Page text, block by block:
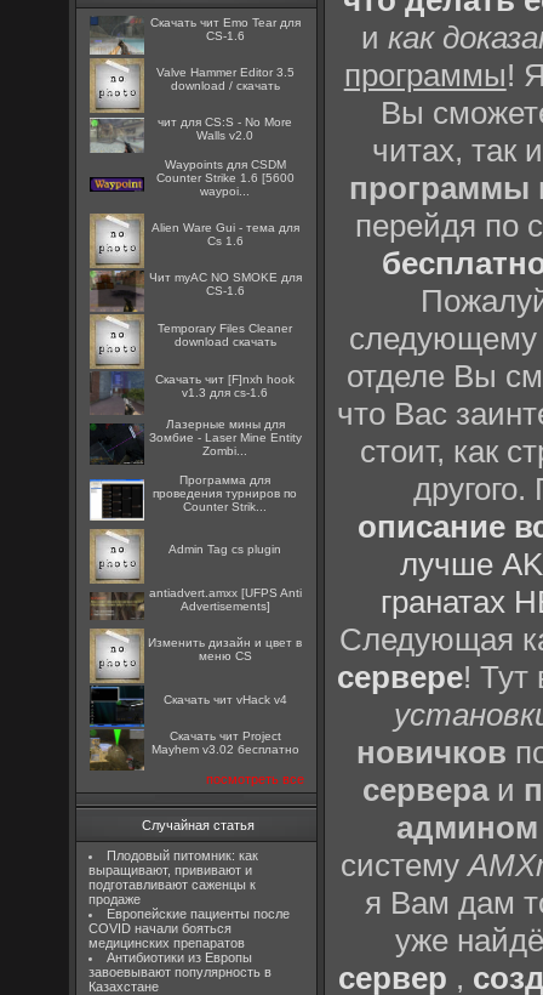
Скачать чит Emo Tear для
CS-1.6
Valve Hammer Editor 3.5
download / скачать
чит для CS:S - No More
Walls v2.0
Waypoints для CSDM
Counter Strike 1.6 [5600
waypoi...
Alien Ware Gui - тема для
Cs 1.6
Чит myAC NO SMOKE для
CS-1.6
Temporary Files Cleaner
download скачать
Скачать чит [F]nxh hook
v1.3 для cs-1.6
Лазерные мины для
Зомбие - Laser Mine Entity
Zombi...
Программа для
проведения турниров по
Counter Strik...
Admin Tag cs plugin
antiadvert.amxx [UFPS Anti
Advertisements]
Изменить дизайн и цвет в
меню CS
Скачать чит vHack v4
Скачать чит Project
Mayhem v3.02 бесплатно
посмотреть все
Случайная статья
Плодовый питомник: как
выращивают, прививают и
подготавливают саженцы к
продаже
Европейские пациенты после
COVID начали бояться
медицинских препаратов
Антибиотики из Европы
завоевывают популярность в
Казахстане
икак
программы!
Вы
читах, так
программы
перейдя по
отделе Вы
что Вас
стоит, как
описание
лучше
гранатах
Следующая
сервере! Тут
новичков
сервераи
админом
систему
я Вам дам
уже
сервер ,